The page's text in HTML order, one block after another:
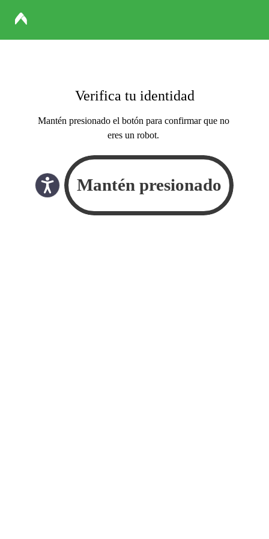
Verifica tu identidad
Mantén presionado el botón para confirmar que no
eres un robot.